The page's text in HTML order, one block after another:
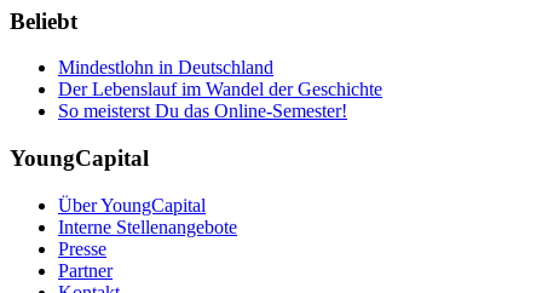
Beliebt
Mindestlohn in Deutschland
Der Lebenslauf im Wandel der Geschichte
So meisterst Du das Online-Semester!
YoungCapital
Über YoungCapital
Interne Stellenangebote
Presse
Partner